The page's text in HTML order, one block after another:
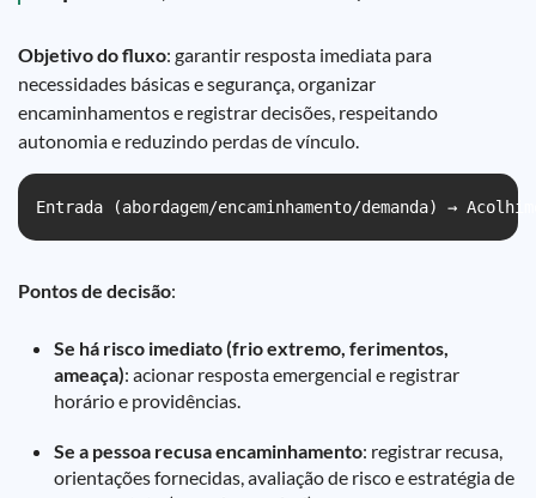
Objetivo do fluxo: garantir resposta imediata para
necessidades básicas e segurança, organizar
encaminhamentos e registrar decisões, respeitando
autonomia e reduzindo perdas de vínculo.
Entrada (abordagem/encaminhamento/demanda) →
Pontos de decisão:
Se há risco imediato (frio extremo, ferimentos,
ameaça): acionar resposta emergencial e registrar
horário e providências.
Se a pessoa recusa encaminhamento: registrar recusa,
orientações fornecidas, avaliação de risco e estratégia de